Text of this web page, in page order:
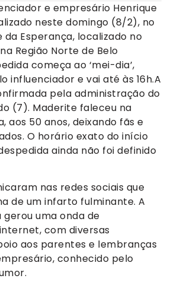
e empresário Henrique
neste domingo (8/2), no
da Esperança, localizado no
Região Norte de Belo
começa ao ‘mei-dia’,
influenciador e vai até às 16h.A
pela administração do
(7). Maderite faleceu na
aos 50 anos, deixando fãs e
O horário exato do início
ainda não foi definido
nas redes sociais que
de um infarto fulminante. A
uma onda de
com diversas
aos parentes e lembranças
conhecido pelo